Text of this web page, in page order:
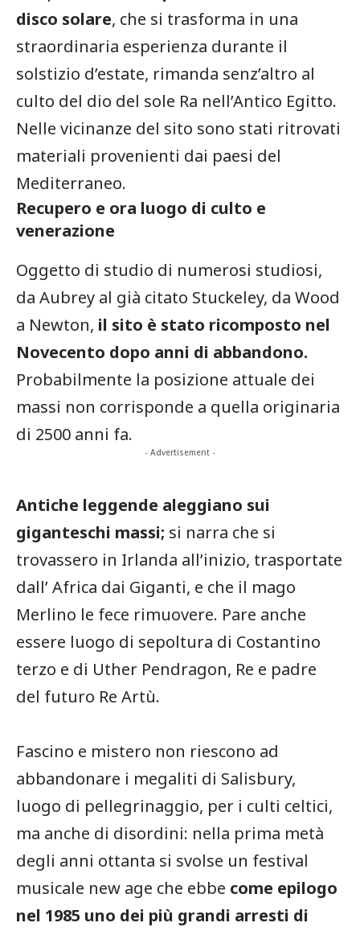
disco solare, che si trasforma in una
straordinaria esperienza durante il
solstizio d’estate, rimanda senz’altro al
culto del dio del sole Ra nell’Antico Egitto.
Nelle vicinanze del sito sono stati ritrovati
materiali provenienti dai paesi del
Mediterraneo.
Recupero e ora luogo di culto e
venerazione
Oggetto di studio di numerosi studiosi,
da Aubrey al già citato Stuckeley, da Wood
a Newton, il sito è stato ricomposto nel
Novecento dopo anni di abbandono.
Probabilmente la posizione attuale dei
massi non corrisponde a quella originaria
di 2500 anni fa.
- Advertisement -
Antiche leggende aleggiano sui
giganteschi massi; si narra che si
trovassero in Irlanda all’inizio, trasportate
dall’ Africa dai Giganti, e che il mago
Merlino le fece rimuovere. Pare anche
essere luogo di sepoltura di Costantino
terzo e di Uther Pendragon, Re e padre
del futuro Re Artù.
Fascino e mistero non riescono ad
abbandonare i megaliti di Salisbury,
luogo di pellegrinaggio, per i culti celtici,
ma anche di disordini: nella prima metà
degli anni ottanta si svolse un festival
musicale new age che ebbe come epilogo
nel 1985 uno dei più grandi arresti di